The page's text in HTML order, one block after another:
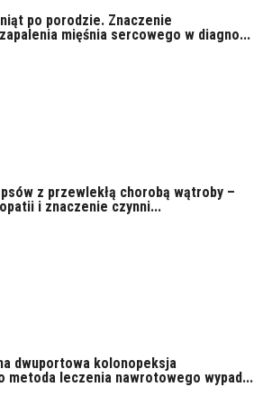
po porodzie. Znaczenie
mięśnia sercowego w diagno...
z przewlekłą chorobą wątroby –
i znaczenie czynni...
dwuportowa kolonopeksja
metoda leczenia nawrotowego wypad...